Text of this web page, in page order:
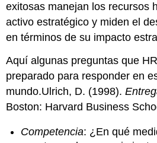
exitosas manejan los recursos
activo estratégico y miden el
en términos de su impacto
Aquí algunas preguntas que
preparado para responder en
mundo.Ulrich, D. (1998).
Boston: Harvard Business
Competencia: ¿En qué